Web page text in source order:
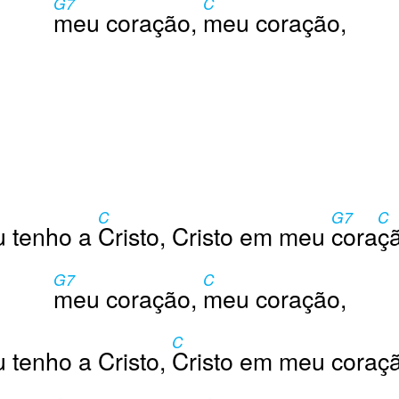
meu coração, meu coração,
tenho a
C
Cristo, Cristo em meu
G7
cora
C
G7
meu coração,
C
meu coração,
tenho a Cristo,
C
Cristo em meu